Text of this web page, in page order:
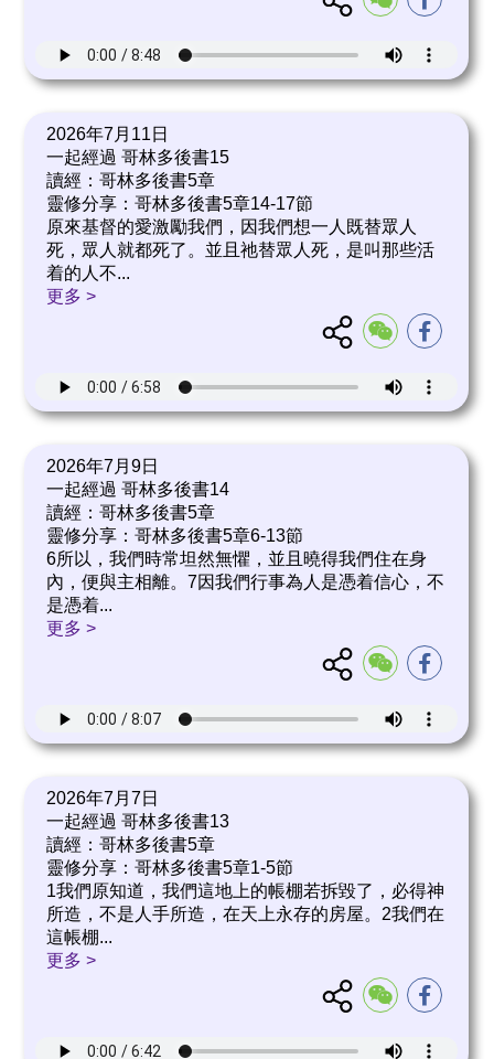
2026年7月11日
一起經過 哥林多後書15
讀經：哥林多後書5章
靈修分享：哥林多後書5章14-17節
原來基督的愛激勵我們，因我們想一人既替眾人
死，眾人就都死了。並且祂替眾人死，是叫那些活
着的人不...
更多 >
2026年7月9日
一起經過 哥林多後書14
讀經：哥林多後書5章
靈修分享：哥林多後書5章6-13節
6所以，我們時常坦然無懼，並且曉得我們住在身
內，便與主相離。7因我們行事為人是憑着信心，不
是憑着...
更多 >
2026年7月7日
一起經過 哥林多後書13
讀經：哥林多後書5章
靈修分享：哥林多後書5章1-5節
1我們原知道，我們這地上的帳棚若拆毀了，必得神
所造，不是人手所造，在天上永存的房屋。2我們在
這帳棚...
更多 >